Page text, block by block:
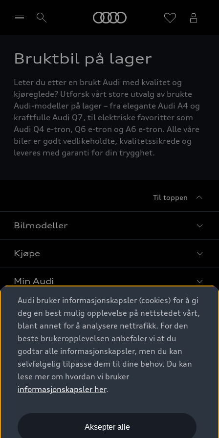
Velg forhandler
Bruktbil på lager
Leter du etter en brukt Audi med kvalitet og
kjøreglede? Utforsk vårt store utvalg av brukte
Audi-modeller på lager – fra elegante Audi A4 og
kraftfulle Audi Q7, til elektriske favoritter som
Audi Q4 e-tron, Q6 e-tron og A6 e-tron. Alle våre
biler er godt vedlikeholdte, kvalitetssikrede og
leveres med garanti for din trygghet.
Til toppen
Bilmodeller
Finn din Audi
Sammenlign bilmodeller
Elbiler
SUV
Stasjonsvogn
Sportback
S/RS
Konseptbiler og prototyper
Kjøpe
Kjøpshjelp
Biler på lager
Finn forhandler
Bestill prøvekjøring
Kontakt forhandler
Bilgarantier
Min Audi
Behold nybilfølelsen
Audi Originalt tilbehør
Verkstedtjenester
Digitale tjenester
Audi digitale tjenester
Audi connect
Functions on demand
Kom i gang med myAudi
Audi Norge
Kundeservice
Audi Driving Experience
© 2026 AUDI NORGE. All Rights Reserved.
Imprint
Audi bruker informasjonskapsler (cookies) for å gi
deg en best mulig opplevelse på nettstedet vårt,
blant annet for å analysere nettrafikk. For den
beste brukeropplevelsen anbefaler vi at du
godtar alle informasjonskapsler, men du kan
selvfølgelig tilpasse dem til dine behov. Du kan
lese mer om hvordan vi bruker
informasjonskapsler her.
Aksepter alle